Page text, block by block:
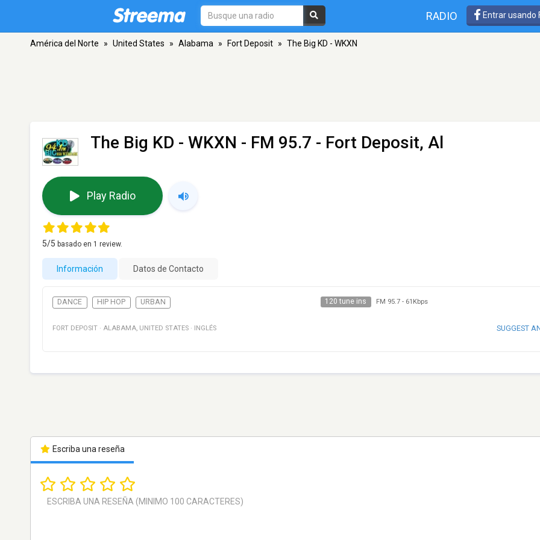
RADIO Entrar usando
América del Norte » United States » Alabama » Fort Deposit » The Big KD - WKXN
The Big KD - WKXN - FM 95.7 - Fort Deposit, Al
Play Radio
5/5 basado en 1 review.
Información Datos de Contacto
DANCE HIP HOP URBAN 120 tune ins FM 95.7- 61Kbps
FORT DEPOSIT · ALABAMA, UNITED STATES · INGLÉS SUGGEST
Escriba una reseña